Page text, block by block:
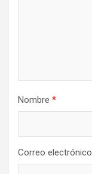
Nombre *
Correo electrónico